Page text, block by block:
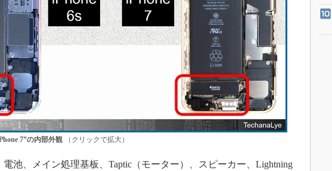
7”の内部外観（クリックで拡大）
池、メイン処理基板、Taptic（モーター）、スピーカー、Lightning